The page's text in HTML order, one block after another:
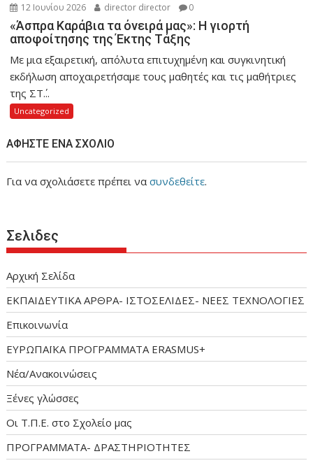
12 Ιουνίου 2026 director director 0
«Άσπρα Καράβια τα όνειρά μας»: Η γιορτή
αποφοίτησης της Έκτης Τάξης
Με μια εξαιρετική, απόλυτα επιτυχημένη και συγκινητική
εκδήλωση αποχαιρετήσαμε τους μαθητές και τις μαθήτριες
της ΣΤ΄...
Uncategorized
ΑΦΉΣΤΕ ΈΝΑ ΣΧΌΛΙΟ
Για να σχολιάσετε πρέπει νασυνδεθείτε.
Σελιδες
Αρχική Σελίδα
ΕΚΠΑΙΔΕΥΤΙΚΑ ΑΡΘΡΑ- ΙΣΤΟΣΕΛΙΔΕΣ- ΝΕΕΣ ΤΕΧΝΟΛΟΓΙΕΣ
Επικοινωνία
ΕΥΡΩΠΑΪΚΑ ΠΡΟΓΡΑΜΜΑΤΑ ERASMUS+
Νέα/Ανακοινώσεις
Ξένες γλώσσες
Οι Τ.Π.Ε. στο Σχολείο μας
ΠΡΟΓΡΑΜΜΑΤΑ- ΔΡΑΣΤΗΡΙΟΤΗΤΕΣ